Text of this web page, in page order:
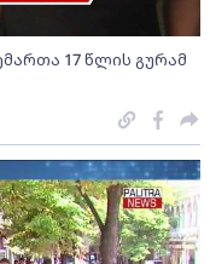
17 წლის გურამ